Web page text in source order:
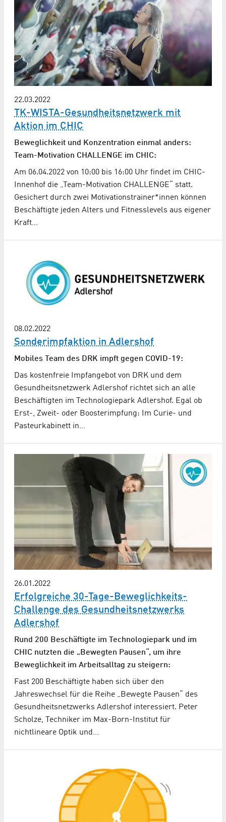
22.03.2022
TK-WISTA-Gesundheitsnetzwerk mit
Aktion im CHIC
Beweglichkeit und Konzentration einmal anders:
Team-Motivation CHALLENGE im CHIC:
Am 06.04.2022 von 10:00 bis 16:00 Uhr findet im CHIC-
Innenhof die „Team-Motivation CHALLENGE“ statt.
Gesichert durch zwei Motivationstrainer*innen können
Beschäftigte jeden Alters und Fitnesslevels aus eigener
Kraft…
08.02.2022
Sonderimpfaktion in Adlershof
Mobiles Team des DRK impft gegen COVID-19:
Das kostenfreie Impfangebot von DRK und dem
Gesundheitsnetzwerk Adlershof richtet sich an alle
Beschäftigten im Technologiepark Adlershof. Egal ob
Erst-, Zweit- oder Boosterimpfung: Im Curie- und
Pasteurkabinett in…
26.01.2022
Erfolgreiche 30-Tage-Beweglichkeits-
Challenge des Gesundheitsnetzwerks
Adlershof
Rund 200 Beschäftigte im Technologiepark und im
CHIC nutzten die „Bewegten Pausen“, um ihre
Beweglichkeit im Arbeitsalltag zu steigern:
Fast 200 Beschäftigte haben sich über den
Jahreswechsel für die Reihe „Bewegte Pausen“ des
Gesundheitsnetzwerks Adlershof interessiert. Peter
Scholze, Techniker im Max-Born-Institut für
nichtlineare Optik und…